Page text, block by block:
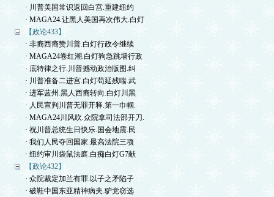
· 川普美国常识返回白宫.重建纽约
· MAGA24.让黑人美国再次伟大.白灯
【政论433】
· 非裔西裔赞川普.白灯行政令继续
· MAGA24卷红潮.白灯狗急跳墙行政
· 底特律之行.川普撼动政治版图.纠
· 川普准备二进宫.白灯苟延残喘.武
· 进军蓝州.黑人西裔转向.白灯川黑
· 人民宣判川普无罪开释.第一巾帼.
· MAGA24川风吹.众院拿司法部开刀.
· 祝川普总统生日快乐.国会地震.民
· 我们人民夺回国家.最高法院三项
· 纽约审川袋鼠法庭.白痴白灯G7献
【政论432】
· 众院裁定加兰有罪.以子之矛陷子
· 破鞋中国东亚精神病夫.驴党窃选